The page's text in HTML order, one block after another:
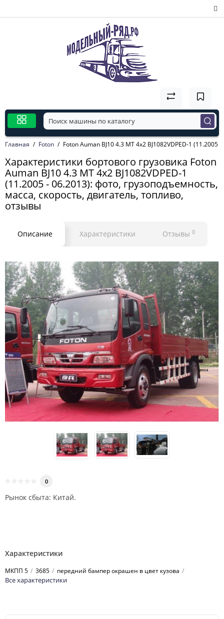
Главная Foton Foton Auman BJ10 4.3 MT 4x2 BJ1082VDPED-1 (11.2005
Характеристики бортового грузовика Foton
Auman BJ10 4.3 MT 4x2 BJ1082VDPED-1
(11.2005 - 06.2013): фото, грузоподъемность,
масса, скорость, двигатель, топливо,
отзывы
Описание Характеристики Отзывы 0
0
Рынок сбыта: Китай.
Характеристики
МКПП 5 3685 передний бампер окрашен в цвет кузова
Все характеристики